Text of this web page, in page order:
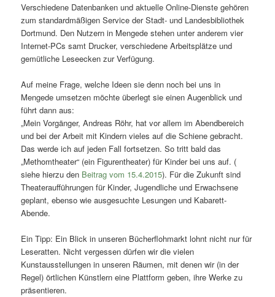
Verschiedene Datenbanken und aktuelle Online-Dienste gehören
zum standardmäßigen Service der Stadt- und Landesbibliothek
Dortmund. Den Nutzern in Mengede stehen unter anderem vier
Internet-PCs samt Drucker, verschiedene Arbeitsplätze und
gemütliche Leseecken zur Verfügung.
Auf meine Frage, welche Ideen sie denn noch bei uns in
Mengede umsetzen möchte überlegt sie einen Augenblick und
führt dann aus:
„Mein Vorgänger, Andreas Röhr, hat vor allem im Abendbereich
und bei der Arbeit mit Kindern vieles auf die Schiene gebracht.
Das werde ich auf jeden Fall fortsetzen. So tritt bald das
„Methomtheater“ (ein Figurentheater) für Kinder bei uns auf. (
siehe hierzu den Beitrag vom 15.4.2015). Für die Zukunft sind
Theateraufführungen für Kinder, Jugendliche und Erwachsene
geplant, ebenso wie ausgesuchte Lesungen und Kabarett-
Abende.
Ein Tipp: Ein Blick in unseren Bücherflohmarkt lohnt nicht nur für
Leseratten. Nicht vergessen dürfen wir die vielen
Kunstausstellungen in unseren Räumen, mit denen wir (in der
Regel) örtlichen Künstlern eine Plattform geben, ihre Werke zu
präsentieren.